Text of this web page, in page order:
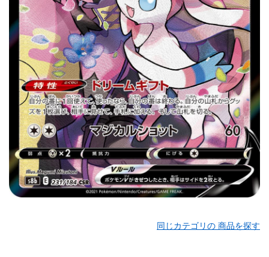
同じカテゴリの 商品を探す